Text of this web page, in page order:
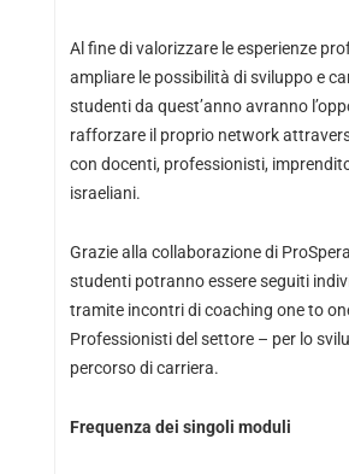
Al fine di valorizzare le esperienze
ampliare le possibilità di sviluppo e
studenti da quest’anno avranno
rafforzare il proprio network
con docenti, professionisti,
israeliani.
Grazie alla collaborazione di
studenti potranno essere seguiti
tramite incontri di coaching one to
Professionisti del settore – per lo
percorso di carriera.
Frequenza dei singoli moduli